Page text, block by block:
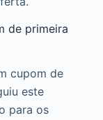
de primeira
cupom de
este
para os